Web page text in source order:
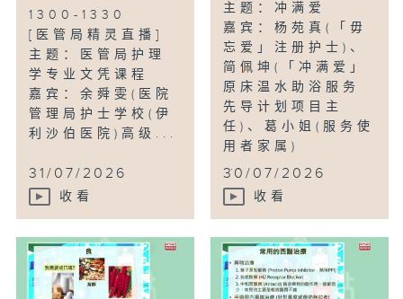
1300-1330
[医管局精灵直播]
主题：医管局护理
学专业文凭课程
嘉宾：余舜雯(医院
管理局护士学校(伊
利沙伯医院)高级...
31/07/2026
收看
主题：冲满爱
嘉宾：杨苑真(「毋
忘爱」注册护士)、
简佩坤(「冲满爱」
原床温水助浴服务
先导计划项目主
任)、葛小姐(服务使
用者家属)
...
30/07/2026
收看